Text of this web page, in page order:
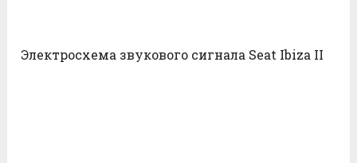
Электросхема звукового сигнала Seat Ibiza II